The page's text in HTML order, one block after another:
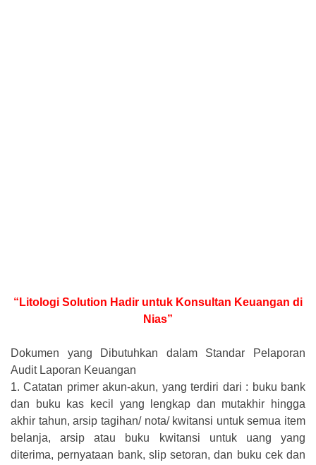
“Litologi Solution Hadir untuk Konsultan Keuangan di
Nias”
Dokumen yang Dibutuhkan dalam Standar Pelaporan
Audit Laporan Keuangan
1. Catatan primer akun-akun, yang terdiri dari : buku bank
dan buku kas kecil yang lengkap dan mutakhir hingga
akhir tahun, arsip tagihan/ nota/ kwitansi untuk semua item
belanja, arsip atau buku kwitansi untuk uang yang
diterima, pernyataan bank, slip setoran, dan buku cek dan